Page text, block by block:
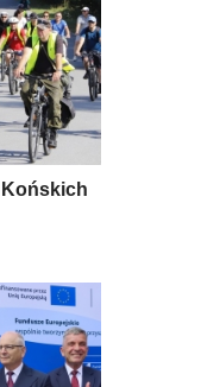
Końskich